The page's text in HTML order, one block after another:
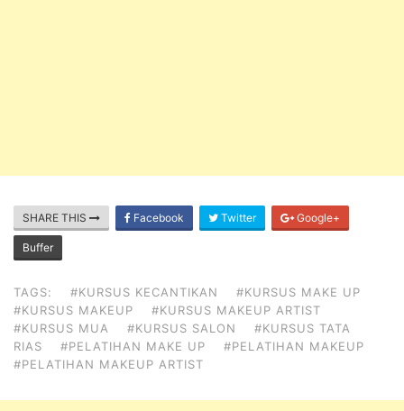
SHARE THIS Facebook Twitter Google+
Buffer
TAGS: #KURSUS KECANTIKAN
#KURSUS MAKE UP
#KURSUS MAKEUP
#KURSUS MAKEUP ARTIST
#KURSUS MUA
#KURSUS SALON
#KURSUS TATA
RIAS
#PELATIHAN MAKE UP
#PELATIHAN MAKEUP
#PELATIHAN MAKEUP ARTIST